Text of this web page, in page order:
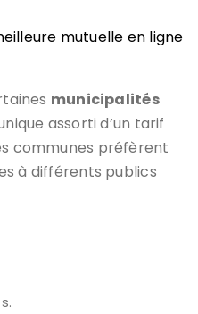
mutuelle en ligne
municipalités
assorti d’un tarif
communes préfèrent
à différents publics